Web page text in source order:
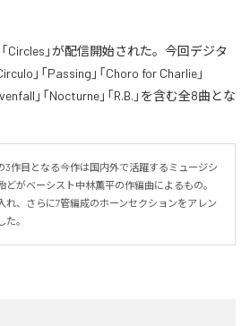
Circles」が配信開始された。今回デジタ
」「Passing」「Choro for Charlie」
」「Nocturne」「R.B.」を含む全8曲とな
3作目となる今作は国内外で活躍するミュージシ
どがベーシスト中林薫平の作編曲によるもの。
れ、さらに7管編成のホーンセクションをアレン
。